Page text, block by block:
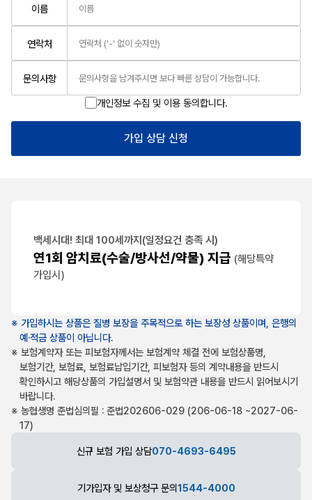
백세시대! 최대 100세까지(일정요건 충족 시)
연1회 암치료(수술/방사선/약물) 지급 (해당특약
가입시)
※ 가입하시는 상품은 질병 보장을 주목적으로 하는 보장성 상품이며, 은행의
예·적금 상품이 아닙니다.
※ 보험계약자 또는 피보험자께서는 보험계약 체결 전에 보험상품명,
보험기간, 보험료, 보험료납입기간, 피보험자 등의 계약내용을 반드시
확인하시고 해당상품의 가입설명서 및 보험약관 내용을 반드시 읽어보시기
바랍니다.
※ 농협생명 준법심의필 : 준법202606-029 (206-06-18 ~2027-06-
17)
신규 보험 가입 상담070-4693-6495
기가입자 및 보상청구 문의1544-4000
이름
연락처
문의사항
개인정보 수집 및 이용 동의합니다.
가입 상담 신청